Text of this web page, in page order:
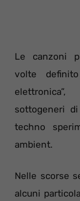
Le canzoni
volte
sottogeneri
techno
ambient.
Nelle scorse
alcuni